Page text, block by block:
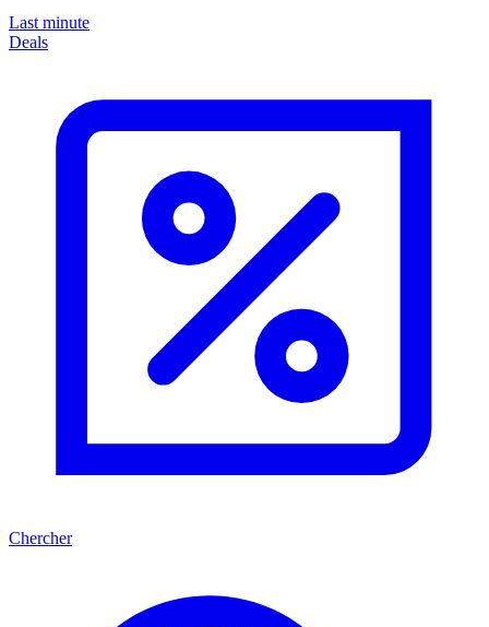
Last minute
Deals
Chercher